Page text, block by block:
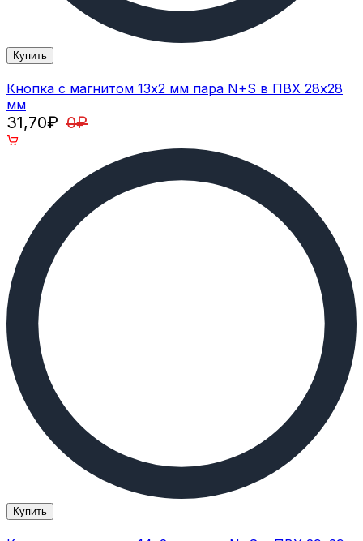
Купить
Кнопка с магнитом 13х2 мм пара N+S в ПВХ 28х28
мм
31,70₽ 0₽
Купить